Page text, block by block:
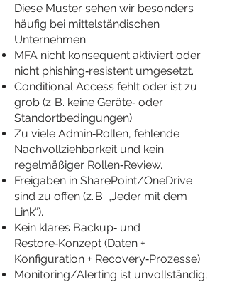
Diese Muster sehen wir besonders
häufig bei mittelständischen
Unternehmen:
MFA nicht konsequent aktiviert oder
nicht phishing‑resistent umgesetzt.
Conditional Access fehlt oder ist zu
grob (z. B. keine Geräte‑ oder
Standortbedingungen).
Zu viele Admin‑Rollen, fehlende
Nachvollziehbarkeit und kein
regelmäßiger Rollen‑Review.
Freigaben in SharePoint/OneDrive
sind zu offen (z. B. „Jeder mit dem
Link“).
Kein klares Backup‑ und
Restore‑Konzept (Daten +
Konfiguration + Recovery‑Prozesse).
Monitoring/Alerting ist unvollständig;